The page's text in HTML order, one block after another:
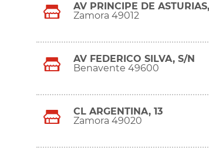
AV PRINCIPE DE
Zamora 49012
AV FEDERICO SILVA, S/N
Benavente 49600
CL ARGENTINA, 13
Zamora 49020